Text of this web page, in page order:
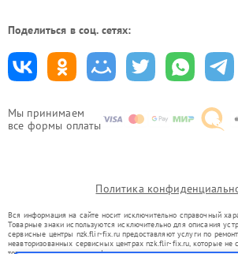
Мы принимаем
все формы оплаты
Поделиться в соц. сетях:
Политика
Вся информация на сайте носит исключительно справочный
Товарные знаки используются исключительно для описания
сервисные центры nzk.flir-fix.ru предоставляют услуги по
неавторизованных сервисных центрах nzk.flir-fix.ru, которые не